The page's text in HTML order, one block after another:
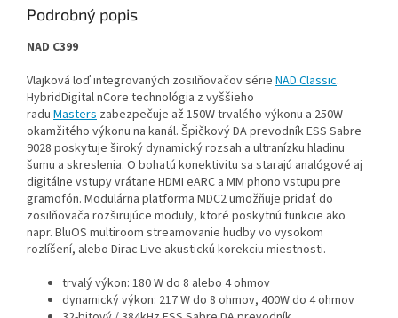
Podrobný popis
NAD C399
Vlajková loď integrovaných zosilňovačov série NAD Classic.
HybridDigital nCore technológia z vyššieho
radu Masters zabezpečuje až 150W trvalého výkonu a 250W
okamžitého výkonu na kanál. Špičkový DA prevodník ESS Sabre
9028 poskytuje široký dynamický rozsah a ultranízku hladinu
šumu a skreslenia. O bohatú konektivitu sa starajú analógové aj
digitálne vstupy vrátane HDMI eARC a MM phono vstupu pre
gramofón. Modulárna platforma MDC2 umožňuje pridať do
zosilňovača rozširujúce moduly, ktoré poskytnú funkcie ako
napr. BluOS multiroom streamovanie hudby vo vysokom
rozlíšení, alebo Dirac Live akustickú korekciu miestnosti.
trvalý výkon: 180 W do 8 alebo 4 ohmov
dynamický výkon: 217 W do 8 ohmov, 400W do 4 ohmov